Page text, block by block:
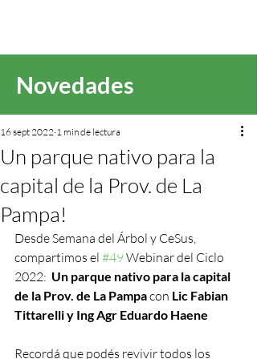
Novedades
Un parque nativo para la
capital de la Prov. de La
Pampa!
16 sept 2022 1 min de lectura
Desde Semana del Árbol y CeSus,
compartimos el #49 Webinar del Ciclo
2022: Un parque nativo para la capital
de la Prov. de La Pampa con Lic Fabian
Tittarelli y Ing Agr Eduardo Haene
Recordá que podés revivir todos los